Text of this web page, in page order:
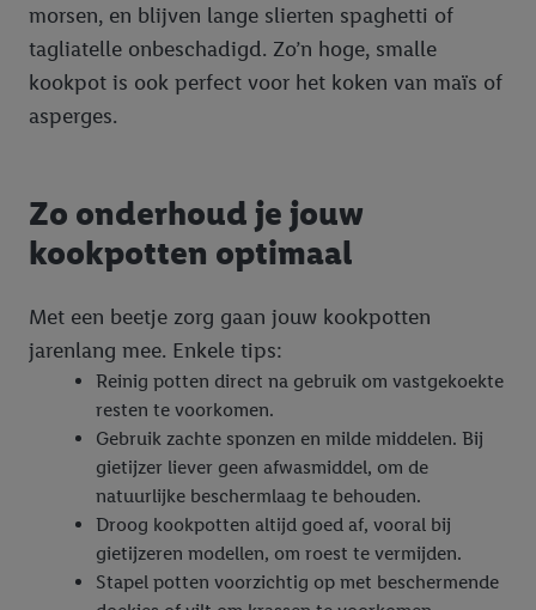
morsen, en blijven lange slierten spaghetti of
tagliatelle onbeschadigd. Zo’n hoge, smalle
kookpot is ook perfect voor het koken van maïs of
asperges.
Zo onderhoud je jouw
kookpotten optimaal
Met een beetje zorg gaan jouw kookpotten
jarenlang mee. Enkele tips:
Reinig potten direct na gebruik om vastgekoekte
resten te voorkomen.
Gebruik zachte sponzen en milde middelen. Bij
gietijzer liever geen afwasmiddel, om de
natuurlijke beschermlaag te behouden.
Droog kookpotten altijd goed af, vooral bij
gietijzeren modellen, om roest te vermijden.
Stapel potten voorzichtig op met beschermende